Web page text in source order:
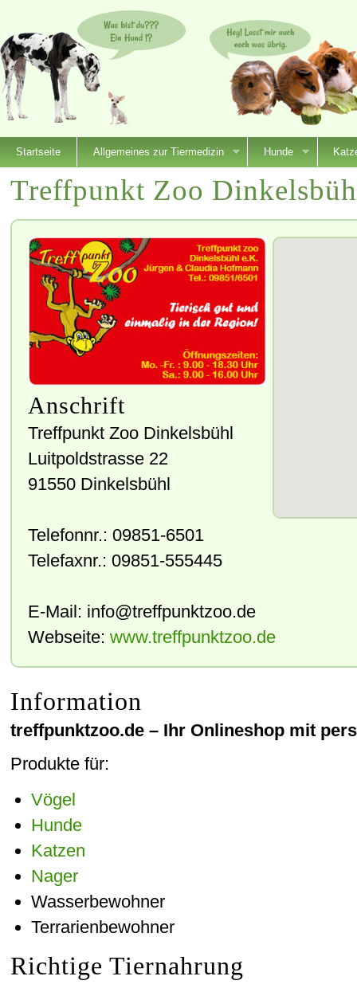
Startseite Allgemeines zur Tiermedizin Hunde
Treffpunkt Zoo
Anschrift
Treffpunkt Zoo Dinkelsbühl
Luitpoldstrasse 22
91550 Dinkelsbühl
Telefonnr.: 09851-6501
Telefaxnr.: 09851-555445
E-Mail: info@treffpunktzoo.de
Webseite: www.treffpunktzoo.de
Information
treffpunktzoo.de – Ihr Onlineshop mit
Produkte für:
Vögel
Hunde
Katzen
Nager
Wasserbewohner
Terrarienbewohner
Richtige Tiernahrung